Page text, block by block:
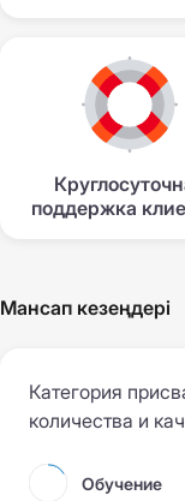
поддержка
Мансап кезеңдері
Категория
количества и
Обучение